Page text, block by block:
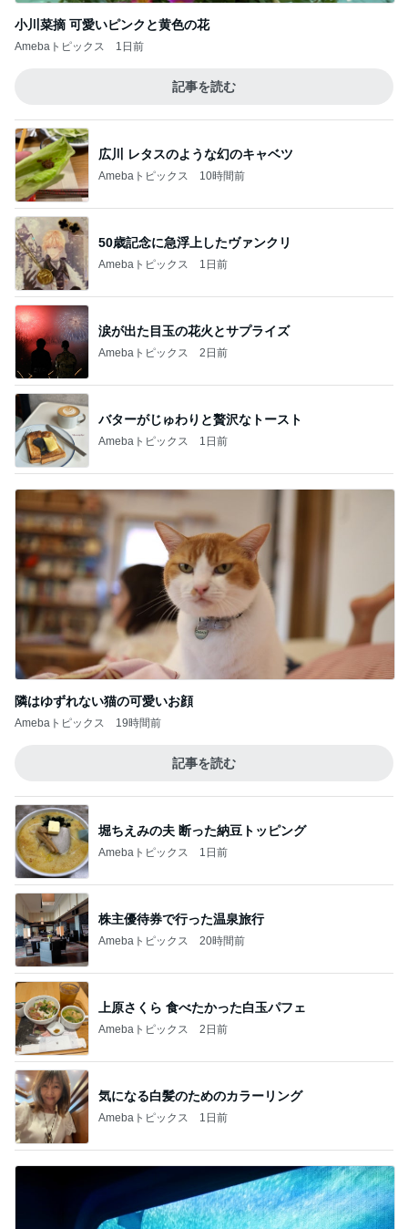
小川菜摘 可愛いピンクと黄色の花
Amebaトピックス 1日前
記事を読む
広川 レタスのような幻のキャベツ
Amebaトピックス 10時間前
50歳記念に急浮上したヴァンクリ
Amebaトピックス 1日前
涙が出た目玉の花火とサプライズ
Amebaトピックス 2日前
バターがじゅわりと贅沢なトースト
Amebaトピックス 1日前
隣はゆずれない猫の可愛いお顔
Amebaトピックス 19時間前
記事を読む
堀ちえみの夫 断った納豆トッピング
Amebaトピックス 1日前
株主優待券で行った温泉旅行
Amebaトピックス 20時間前
上原さくら 食べたかった白玉パフェ
Amebaトピックス 2日前
気になる白髪のためのカラーリング
Amebaトピックス 1日前